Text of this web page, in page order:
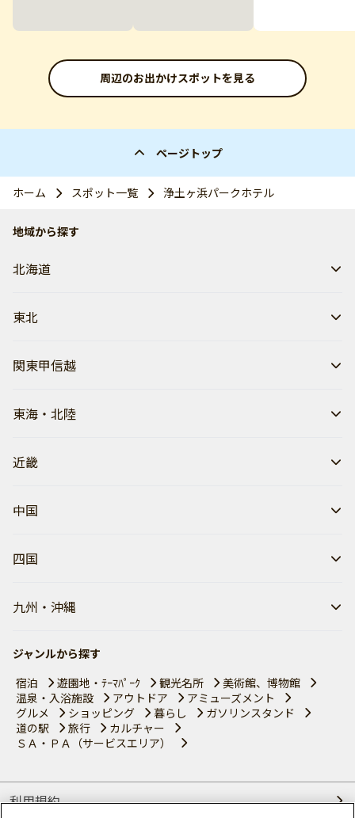
周辺のお出かけスポットを見る
ページトップ
ホーム スポット一覧 浄土ヶ浜パークホテル
地域から探す
北海道
東北
関東甲信越
東海・北陸
近畿
中国
四国
九州・沖縄
ジャンルから探す
宿泊
遊園地・ﾃｰﾏﾊﾟｰｸ 観光名所
美術館、博物館
温泉・入浴施設
アウトドア
アミューズメント
グルメ
ショッピング 暮らし
ガソリンスタンド
道の駅
旅行
カルチャー
ＳＡ・ＰＡ（サービスエリア）
利用規約